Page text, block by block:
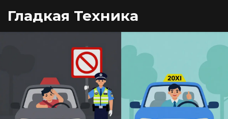
Гладкая Техника